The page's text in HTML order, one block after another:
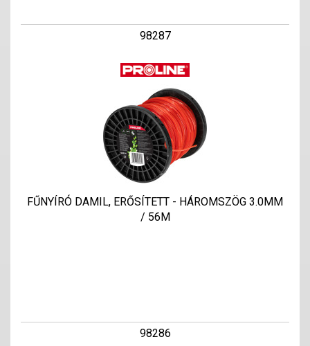
98287
FŰNYÍRÓ DAMIL, ERŐSÍTETT - HÁROMSZÖG 3.0MM
/ 56M
98286